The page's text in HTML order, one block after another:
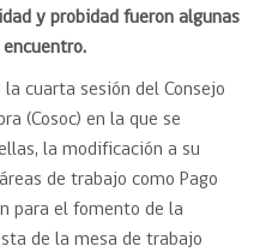
y probidad fueron algunas
cuarta sesión del Consejo
(Cosoc) en la que se
la modificación a su
de trabajo como Pago
para el fomento de la
de la mesa de trabajo